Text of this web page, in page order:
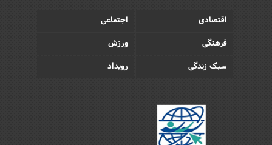
اقتصادی
اجتماعی
فرهنگی
ورزش
سبک زندگی
رویداد